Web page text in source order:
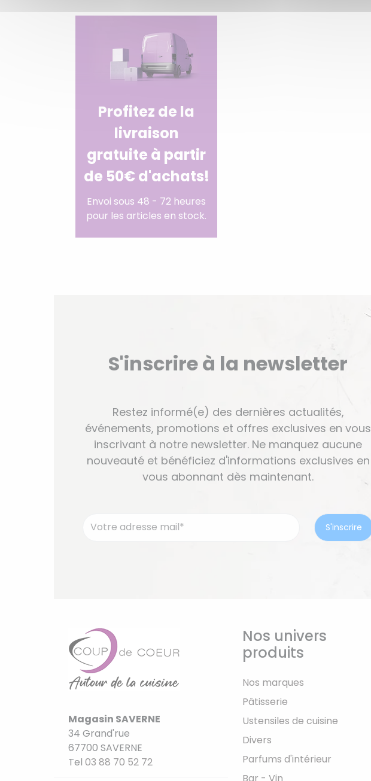
Profitez de la
livraison
gratuite à partir
de 50€ d'achats!
Envoi sous 48 - 72 heures
pour les articles en stock.
S'inscrire à la newsletter
Restez informé(e) des dernières actualités,
événements, promotions et offres exclusives en vous
inscrivant à notre newsletter. Ne manquez aucune
nouveauté et bénéficiez d'informations exclusives en
vous abonnant dès maintenant.
Magasin SAVERNE
34 Grand'rue
67700 SAVERNE
Tel 03 88 70 52 72
Nos univers
produits
Nos marques
Pâtisserie
Ustensiles de cuisine
Divers
Parfums d'intérieur
Bar - Vin